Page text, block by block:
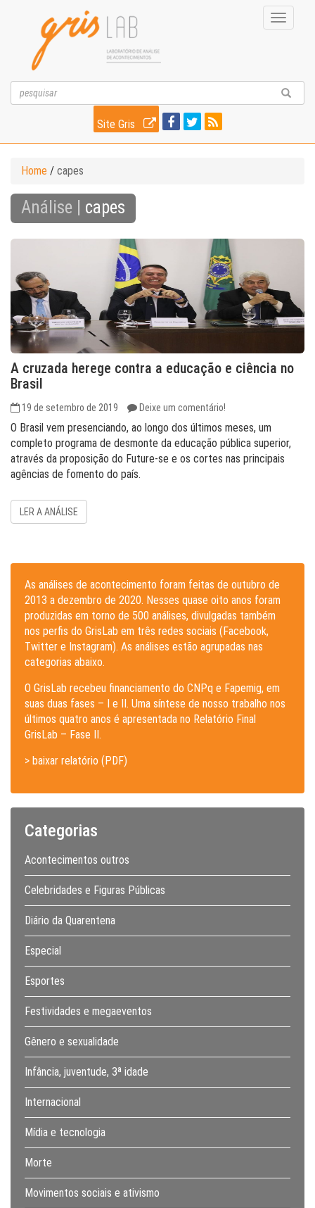
Toggle
Site Gris
Home / capes
Análise | capes
A cruzada herege contra a educação e ciência no
Brasil
19 de setembro de 2019 Deixe um comentário!
O Brasil vem presenciando, ao longo dos últimos meses, um
completo programa de desmonte da educação pública superior,
através da proposição do Future-se e os cortes nas principais
agências de fomento do país.
LER A ANÁLISE
As análises de acontecimento foram feitas de outubro de
2013 a dezembro de 2020. Nesses quase oito anos foram
produzidas em torno de 500 análises, divulgadas também
nos perfis do GrisLab em três redes sociais (Facebook,
Twitter e Instagram). As análises estão agrupadas nas
categorias abaixo.
O GrisLab recebeu financiamento do CNPq e Fapemig, em
suas duas fases – I e II. Uma síntese de nosso trabalho nos
últimos quatro anos é apresentada no Relatório Final
GrisLab – Fase II.
> baixar relatório (PDF)
Categorias
Acontecimentos outros
Celebridades e Figuras Públicas
Diário da Quarentena
Especial
Esportes
Festividades e megaeventos
Gênero e sexualidade
Infância, juventude, 3ª idade
Internacional
Mídia e tecnologia
Morte
Movimentos sociais e ativismo